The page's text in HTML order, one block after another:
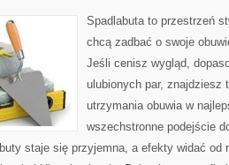
Spadlabuta to przestrzeń
chcą zadbać o swoje
Jeśli cenisz wygląd,
ulubionych par, znajdziesz
utrzymania obuwia w
wszechstronne podejście
staje się przyjemna, a efekty widać od